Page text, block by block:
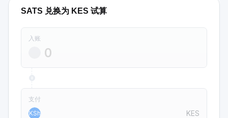
SATS 兑换为 KES 试算
入账
支付
KSh
KES